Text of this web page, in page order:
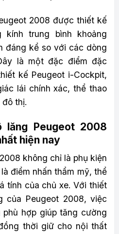
2008 được thiết kế
trung bình khoảng
đáng kể so với các dòng
là một đặc điểm đặc
kế Peugeot i-Cockpit,
lái chính xác, thể thao
thị.
lăng Peugeot 2008
hiện nay
không chỉ là phụ kiện
điểm nhấn thẩm mỹ, thể
tính của chủ xe. Với thiết
của Peugeot 2008, việc
hợp giúp tăng cường
thời giữ cho nội thất